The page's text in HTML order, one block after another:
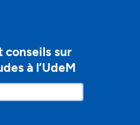
conseils sur
à l’UdeM